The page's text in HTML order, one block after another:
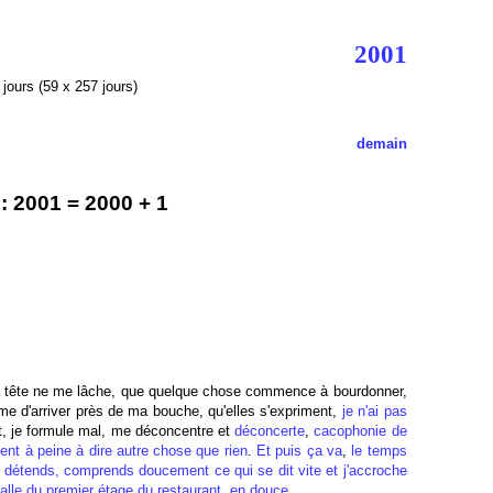
2001
(59 x 257 jours)
demain
= 2000 + 1
ne me lâche, que quelque chose commence à bourdonner,
d'arriver près de ma bouche, qu'elles s'expriment, je n'ai pas
je formule mal, me déconcentre etdéconcerte,cacophonie de
à peine à dire autre chose que rien. Et puis ça va, le temps
comprends doucement ce qui se dit vite et j'accroche